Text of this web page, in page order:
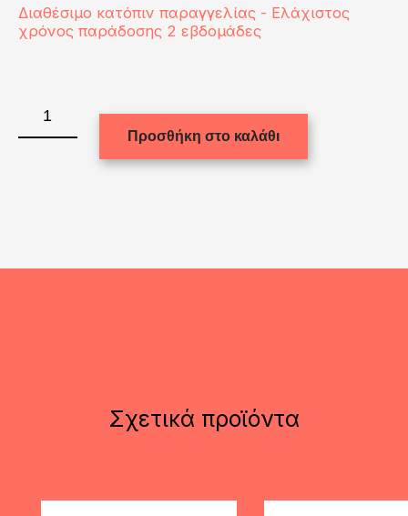
Διαθέσιμο κατόπιν παραγγελίας - Ελάχιστος
χρόνος παράδοσης 2 εβδομάδες
FABRIC
with
Προσθήκη στο καλάθι
Σχετικά προϊόντα